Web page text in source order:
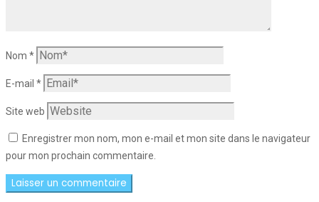
Nom *
E-mail *
Site web
Enregistrer mon nom, mon e-mail et mon site dans le navigateur
pour mon prochain commentaire.